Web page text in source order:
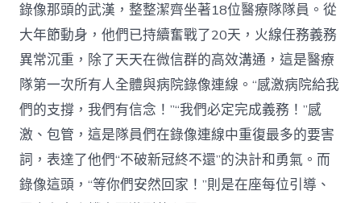
錄像那頭的武漢，整整潔齊坐著18位醫療隊隊員。從
大年節動身，他們已持續奮戰了20天，火線任務義務
異常沉重，除了天天在微信群的高效溝通，這是醫療
隊第一次所有人全體與病院錄像連線。“感激病院給我
們的支撐，我們有信念！”“我們必定完成義務！”感
激、包管，這是隊員們在錄像連線中重復最多的要害
詞，表達了他們“不破新冠終不還”的決計和勇氣。而
錄像這頭，“等你們安然回家！”則是在座每位引導、